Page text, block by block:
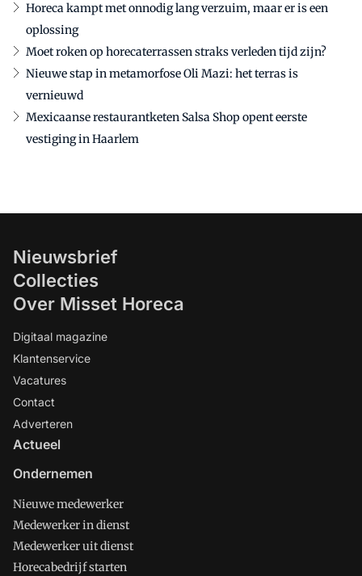
Horeca kampt met onnodig lang verzuim, maar er is een
oplossing
Moet roken op horecaterrassen straks verleden tijd zijn?
Nieuwe stap in metamorfose Oli Mazi: het terras is
vernieuwd
Mexicaanse restaurantketen Salsa Shop opent eerste
vestiging in Haarlem
Nieuwsbrief
Collecties
Over Misset Horeca
Digitaal magazine
Klantenservice
Vacatures
Contact
Adverteren
Actueel
Ondernemen
Nieuwe medewerker
Medewerker in dienst
Medewerker uit dienst
Horecabedrijf starten